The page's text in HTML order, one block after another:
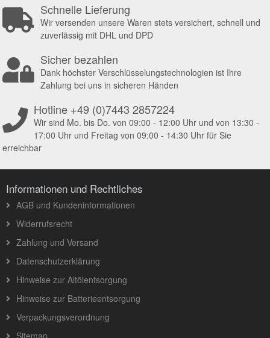
Schnelle Lieferung
Wir versenden unsere Waren stets versichert, schnell und
zuverlässig mit DHL und DPD
Sicher bezahlen
Dank höchster Verschlüsselungstechnologien ist Ihre
Zahlung bei uns in sicheren Händen
Hotline +49 (0)7443 2857224
Wir sind Mo. bis Do. von 09:00 - 12:00 Uhr und von 13:30 -
17:00 Uhr und Freitag von 09:00 - 14:30 Uhr für Sie
erreichbar
Informationen und Rechtliches
AGB und Kundeninformationen
Widerrufsrecht
Zahlung und Versand
Datenschutzerklärung
Hinweise zur Altölentsorgung
Hinweise zur Batterieentsorgung
Verpackungsverordnung
Sitemap